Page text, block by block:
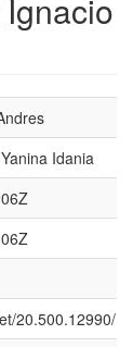
Idania
20.500.12990/